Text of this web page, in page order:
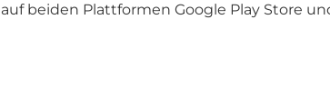
beiden Plattformen Google Play Store